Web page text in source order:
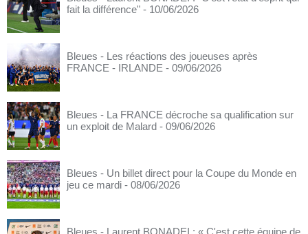
fait la différence" - 10/06/2026
Bleues - Les réactions des joueuses après
FRANCE - IRLANDE - 09/06/2026
Bleues - La FRANCE décroche sa qualification sur
un exploit de Malard - 09/06/2026
Bleues - Un billet direct pour la Coupe du Monde en
jeu ce mardi - 08/06/2026
Bleues - Laurent BONADEI : « C'est cette équipe de